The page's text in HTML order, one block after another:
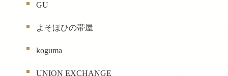
GU
よそほひの帯屋
koguma
UNION EXCHANGE